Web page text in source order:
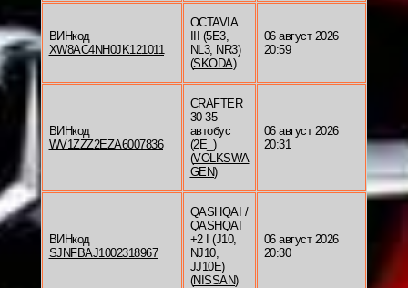
ВИНкод
XW8AC4NH0JK121011
OCTAVIA
III (5E3,
NL3, NR3)
(SKODA)
06 август 2026
20:59
ВИНкод
WV1ZZZ2EZA6007836
CRAFTER
30-35
автобус
(2E_)
(VOLKSWA
GEN)
06 август 2026
20:31
ВИНкод
SJNFBAJ1002318967
QASHQAI /
QASHQAI
+2 I (J10,
NJ10,
JJ10E)
(NISSAN)
06 август 2026
20:30